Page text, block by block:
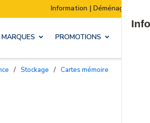
| Déménagement de notre stock :
MARQUES PROMOTIONS
/ Stockage / Cartes mémoire